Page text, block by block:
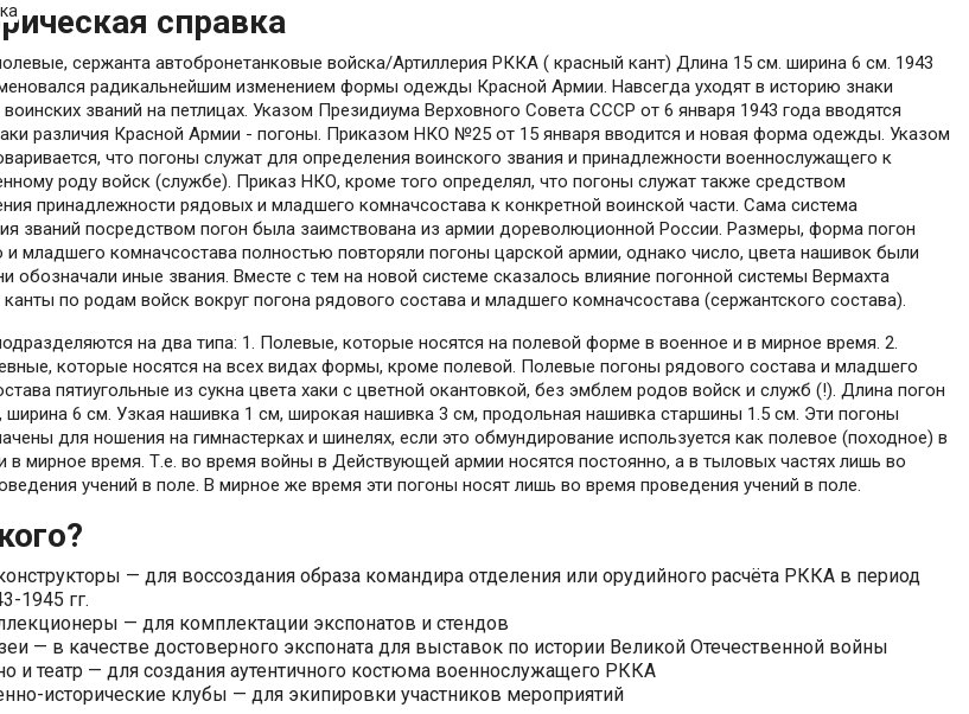
справка
сержанта автобронетанковые войска/Артиллерия РККА ( красный кант) Длина 15 см. ширина 6 см. 1943
радикальнейшим изменением формы одежды Красной Армии. Навсегда уходят в историю знаки
воинских званий на петлицах. Указом Президиума Верховного Совета СССР от 6 января 1943 года вводятся
различия Красной Армии - погоны. Приказом НКО №25 от 15 января вводится и новая форма одежды. Указом
что погоны служат для определения воинского звания и принадлежности военнослужащего к
роду войск (службе). Приказ НКО, кроме того определял, что погоны служат также средством
принадлежности рядовых и младшего комначсостава к конкретной воинской части. Сама система
званий посредством погон была заимствована из армии дореволюционной России. Размеры, форма погон
и младшего комначсостава полностью повторяли погоны царской армии, однако число, цвета нашивок были
обозначали иные звания. Вместе с тем на новой системе сказалось влияние погонной системы Вермахта
по родам войск вокруг погона рядового состава и младшего комначсостава (сержантского состава).
на два типа: 1. Полевые, которые носятся на полевой форме в военное и в мирное время. 2.
которые носятся на всех видах формы, кроме полевой. Полевые погоны рядового состава и младшего
пятиугольные из сукна цвета хаки с цветной окантовкой, без эмблем родов войск и служб (!). Длина погон
ширина 6 см. Узкая нашивка 1 см, широкая нашивка 3 см, продольная нашивка старшины 1.5 см. Эти погоны
для ношения на гимнастерках и шинелях, если это обмундирование используется как полевое (походное) в
в мирное время. Т.е. во время войны в Действующей армии носятся постоянно, а в тыловых частях лишь во
учений в поле. В мирное же время эти погоны носят лишь во время проведения учений в поле.
— для воссоздания образа командира отделения или орудийного расчёта РККА в период
1945 гг.
— для комплектации экспонатов и стендов
— в качестве достоверного экспоната для выставок по истории Великой Отечественной войны
и театр — для создания аутентичного костюма военнослужащего РККА
исторические клубы — для экипировки участников мероприятий